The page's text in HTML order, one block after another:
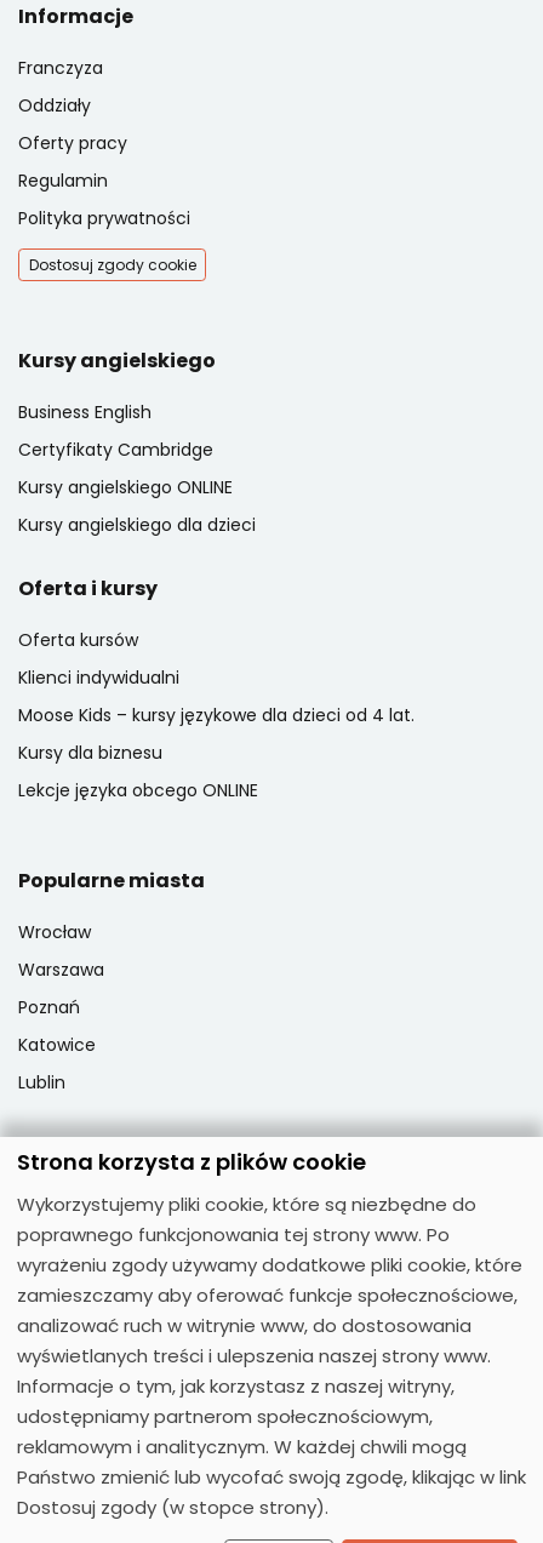
Informacje
Franczyza
Oddziały
Oferty pracy
Regulamin
Polityka prywatności
Dostosuj zgody cookie
Kursy angielskiego
Business English
Certyfikaty Cambridge
Kursy angielskiego ONLINE
Kursy angielskiego dla dzieci
Oferta i kursy
Oferta kursów
Klienci indywidualni
Moose Kids – kursy językowe dla dzieci od 4 lat.
Kursy dla biznesu
Lekcje języka obcego ONLINE
Popularne miasta
Wrocław
Warszawa
Poznań
Katowice
Lublin
Popularne przedmioty
Język angielski
Język niemiecki
Język hiszpański
Język francuski
Język włoski
Język rosyjski
Strona korzysta z plików cookie
Wykorzystujemy pliki cookie, które są niezbędne do
poprawnego funkcjonowania tej strony www. Po
wyrażeniu zgody używamy dodatkowe pliki cookie, które
zamieszczamy aby oferować funkcje społecznościowe,
analizować ruch w witrynie www, do dostosowania
wyświetlanych treści i ulepszenia naszej strony www.
Informacje o tym, jak korzystasz z naszej witryny,
udostępniamy partnerom społecznościowym,
reklamowym i analitycznym. W każdej chwili mogą
Państwo zmienić lub wycofać swoją zgodę, klikając w link
Dostosuj zgody (w stopce strony).